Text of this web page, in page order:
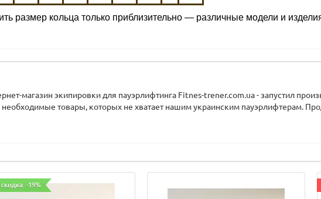
размер кольца только приблизительно — различные модели и
магазин экипировки для пауэрлифтинга Fitnes-trener.com.ua - запустил
необходимые товары, которых не хватает нашим украинским пауэрлифтерам.
-19%